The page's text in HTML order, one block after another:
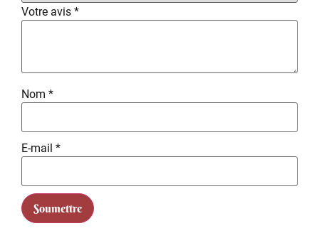
Votre avis *
Nom *
E-mail *